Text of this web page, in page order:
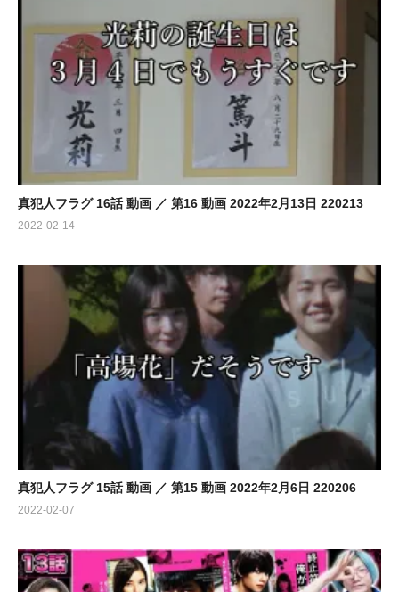
真犯人フラグ 16話 動画 ／ 第16 動画 2022年2月13日 220213
2022-02-14
真犯人フラグ 15話 動画 ／ 第15 動画 2022年2月6日 220206
2022-02-07